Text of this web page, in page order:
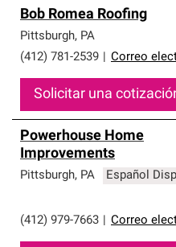
Bob Romea Roofing
Pittsburgh, PA
(412) 781-2539
Correo
Solicitar una
Powerhouse Home
Improvements
Pittsburgh, PA Español
(412) 979-7663 Correo